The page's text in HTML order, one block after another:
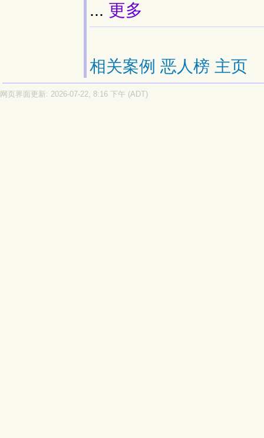
... 更多
相关案例 恶人榜 主页
网页界面更新: 2026-07-22, 8:16 下午 (ADT)